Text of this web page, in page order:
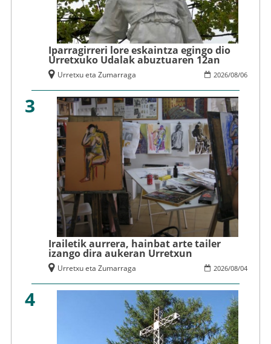
Iparragirreri lore eskaintza egingo dio
Urretxuko Udalak abuztuaren 12an
2026/08/06
Urretxu eta Zumarraga
3
Irailetik aurrera, hainbat arte tailer
izango dira aukeran Urretxun
2026/08/04
Urretxu eta Zumarraga
4